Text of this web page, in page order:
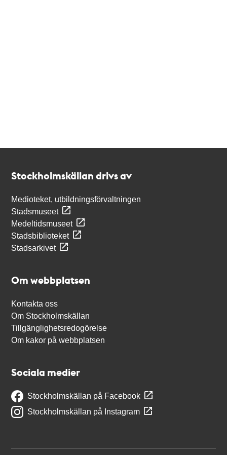
Stockholmskällan drivs av
Medioteket, utbildningsförvaltningen
Stadsmuseet
Medeltidsmuseet
Stadsbiblioteket
Stadsarkivet
Om webbplatsen
Kontakta oss
Om Stockholmskällan
Tillgänglighetsredogörelse
Om kakor på webbplatsen
Sociala medier
Stockholmskällan på Facebook
Stockholmskällan på Instagram